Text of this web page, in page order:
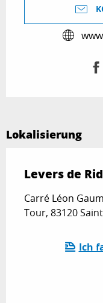
Lokalisierung
Levers de
Carré Léon
Tour, 83120
Ich